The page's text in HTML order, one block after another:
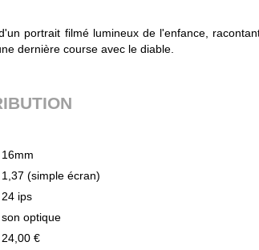
portrait filmé lumineux de l'enfance,
dernière course avec le diable.
16mm
1,37 (simple écran)
24 ips
son optique
24,00 €